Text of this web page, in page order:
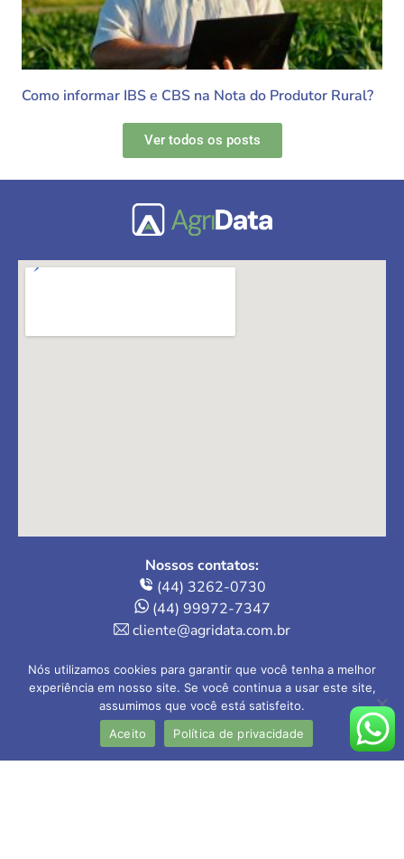
Como informar IBS e CBS na Nota do Produtor Rural?
Ver todos os posts
Nossos contatos:
(44) 3262-0730
(44) 99972-7347
cliente@agridata.com.br
Onde estamos:
Av. Herval, 235 – Loja 4
Maringá-PR | 87013-110
Nós utilizamos cookies para garantir que você tenha a melhor
experiência em nosso site. Se você continua a usar este site,
assumimos que você está satisfeito.
Aceito
Política de privacidade